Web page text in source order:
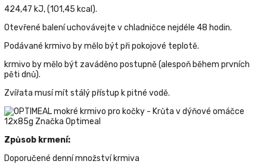
424,47 kJ, (101,45 kcal).
Otevřené balení uchovávejte v chladničce nejdéle 48 hodin.
Podávané krmivo by mělo být při pokojové teplotě.
krmivo by mělo být zaváděno postupně (alespoň během prvních
pěti dnů).
Zvířata musí mít stálý přístup k pitné vodě.
Způsob krmení:
Doporučené denní množství krmiva